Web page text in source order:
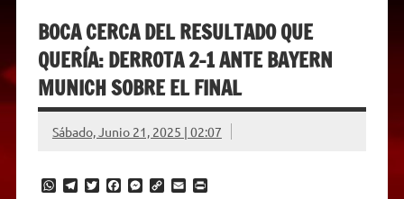
BOCA CERCA DEL RESULTADO QUE
QUERÍA: DERROTA 2-1 ANTE BAYERN
MUNICH SOBRE EL FINAL
Sábado, Junio 21, 2025 | 02:07
W T
T
F
M C
E
P